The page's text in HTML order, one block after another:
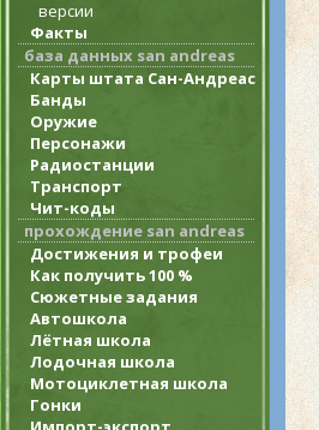
версии
Факты
база данных san andreas
Карты штата Сан-Андреас
Банды
Оружие
Персонажи
Радиостанции
Транспорт
Чит-коды
прохождение san andreas
Достижения и трофеи
Как получить 100 %
Сюжетные задания
Автошкола
Лётная школа
Лодочная школа
Мотоциклетная школа
Гонки